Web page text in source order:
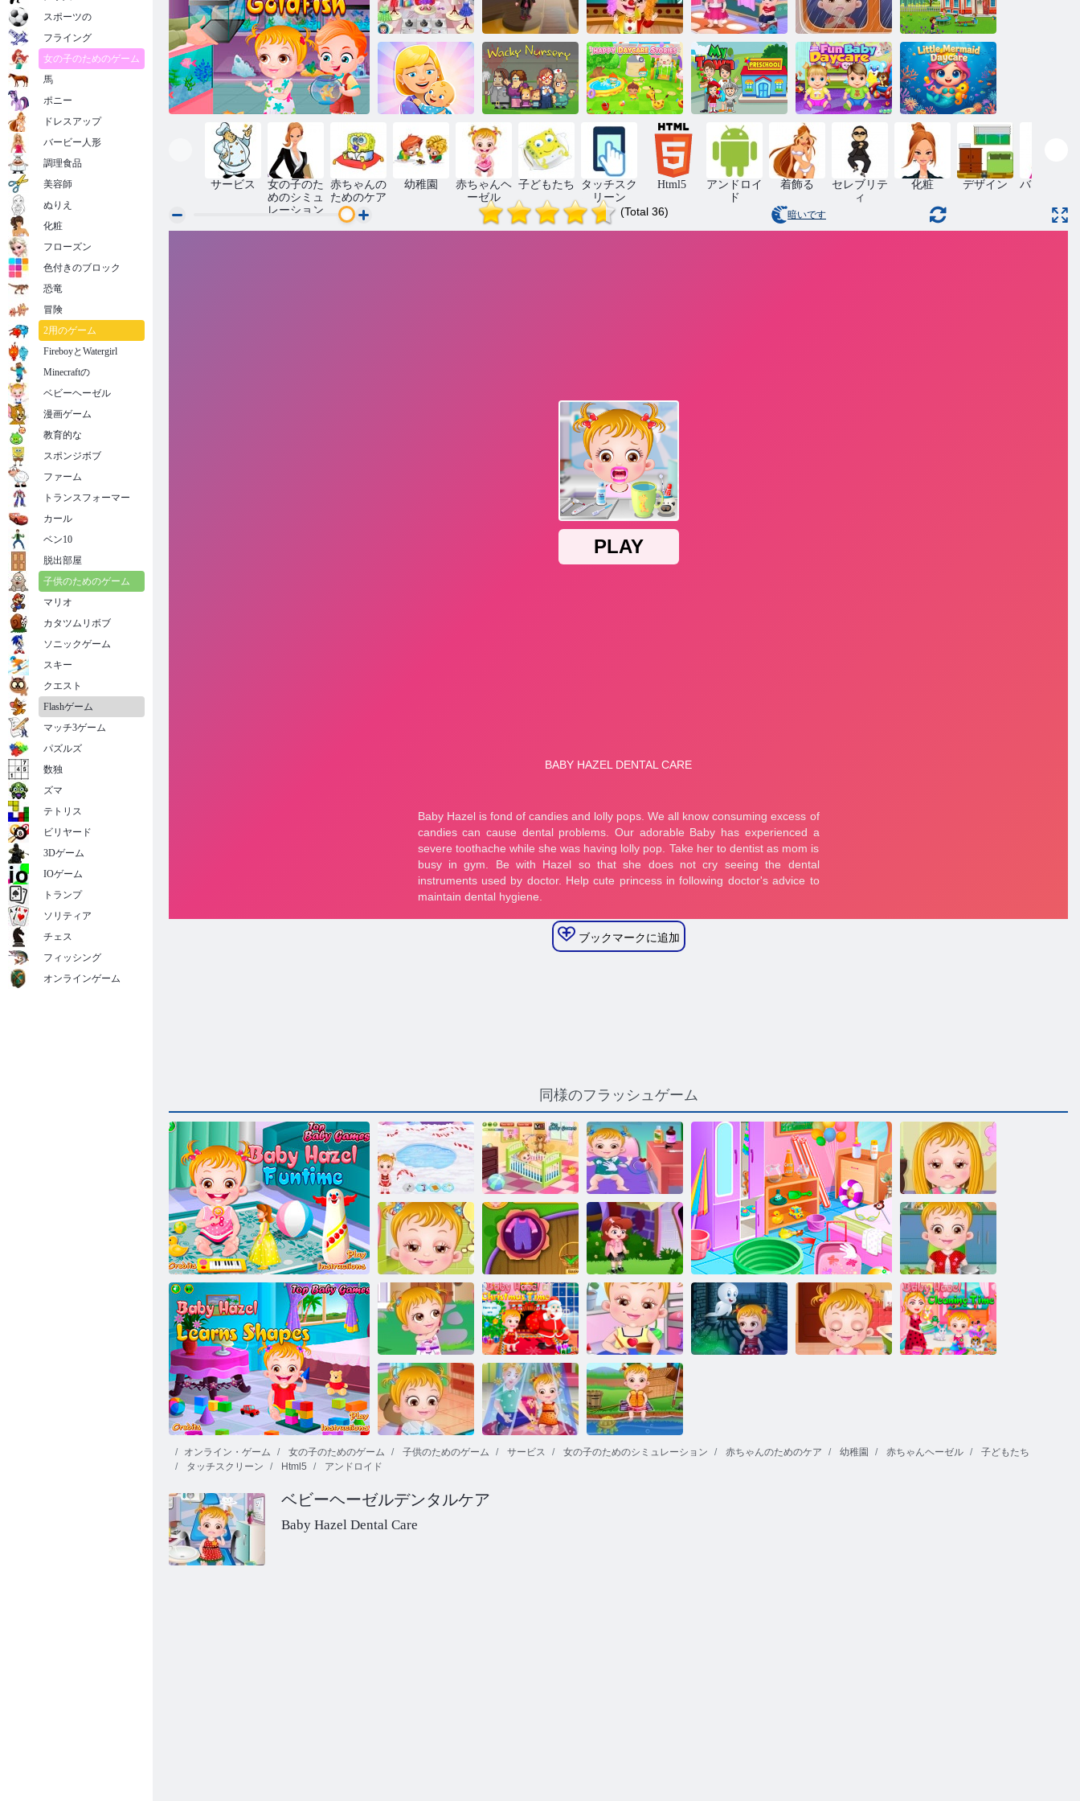
赤ちゃんヘー
ゼルフラワー
ガール
ベビーヘーゼ
ルハロウィー
ン城
ベビーヘーゼ
ル：学校の年
次日
ベビーヘーゼ
ル：幼稚園で
の一日
ベビーヘーゼ
ル：父の日
幼稚園教諭
キンダーガー
奇抜な保育園
楽しい保育園
の物語
マイタウンプ
リスクール
デイケアシミ
ュレーター
リトルマーメ
イド保育園
サービス
女の子のた
めのシミュ
レーション
赤ちゃんの
ためのケア
幼稚園
赤ちゃんヘ
ーゼル
子どもたち
タッチスク
リーン
Html5
アンドロイ
ド
着飾る
セレブリテ
ィ
化粧 デザイン
バービー人
(Total 36) 暗いです
ブックマークに追加
同様のフラッシュゲーム
赤ちゃんの楽しい時間
ジンジャーブ
レッドハウス
の赤ちゃんの
ヘーゼル
ベビーヘーゼ
ルブラッシン
グ時間
ベビーヘーゼ
ルは病気ゴー
ズ
ベビーヘーゼ
ルヘアケア
ベビーヘーゼ
ルベッドタイ
ム
ベビーハシバ
ミガーデニン
グ時間
就学前の赤ち
ゃんヘーゼル
赤ちゃんヘー
ゼル胃のケア
赤ちゃんヘー
ゼル裏庭パー
ティー
赤ちゃんヘー
ゼルクリスマ
ス·タイム
赤ちゃんヘー
ゼルクラフト
タイム
ル学ぶ車
オンライン・ゲーム 女の子のためのゲーム 子供のためのゲーム サービス 女の子のためのシミュレーション 赤ちゃんのためのケア 幼稚園 赤ちゃんヘーゼル
子どもたち
タッチスクリーン
Html5 アンドロイド
ベビーヘーゼルデンタルケア
Baby Hazel Dental Care
スポーツの
フライング
女の子のためのゲーム
馬
ポニー
ドレスアップ
バービー人形
調理食品
美容師
ぬりえ
化粧
フローズン
色付きのブロック
恐竜
冒険
2用のゲーム
FireboyとWatergirl
Minecraftの
ベビーヘーゼル
漫画ゲーム
教育的な
スポンジボブ
ファーム
トランスフォーマー
カール
ベン10
脱出部屋
子供のためのゲーム
マリオ
カタツムリボブ
ソニックゲーム
スキー
クエスト
Flashゲーム
マッチ3ゲーム
パズルズ
数独
ズマ
テトリス
ビリヤード
3Dゲーム
IOゲーム
トランプ
ソリティア
チェス
フィッシング
オンラインゲーム